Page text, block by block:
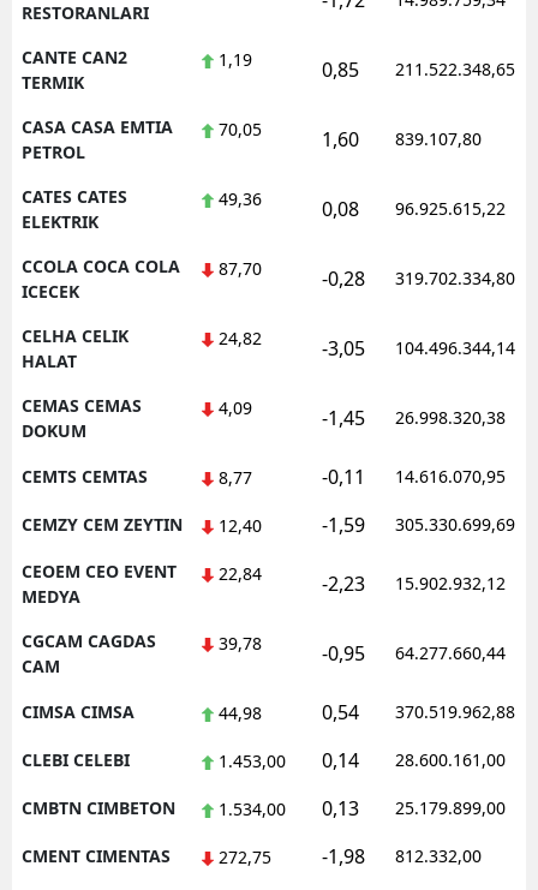
RESTORANLARI
CANTE CAN2
TERMIK
1,19 0,85 211.522.348,65
CASA CASA EMTIA
PETROL
70,05 1,60 839.107,80
CATES CATES
ELEKTRIK
49,36 0,08 96.925.615,22
CCOLA COCA COLA
ICECEK
87,70 -0,28 319.702.334,80
CELHA CELIK
HALAT
24,82 -3,05 104.496.344,14
CEMAS CEMAS
DOKUM
4,09 -1,45 26.998.320,38
CEMTS CEMTAS 8,77 -0,11 14.616.070,95
CEMZY CEM ZEYTIN 12,40 -1,59 305.330.699,69
CEOEM CEO EVENT
MEDYA
22,84 -2,23 15.902.932,12
CGCAM CAGDAS
CAM
39,78 -0,95 64.277.660,44
CIMSA CIMSA 44,98 0,54 370.519.962,88
CLEBI CELEBI 1.453,00 0,14 28.600.161,00
CMBTN CIMBETON 1.534,00 0,13 25.179.899,00
CMENT CIMENTAS 272,75 -1,98 812.332,00